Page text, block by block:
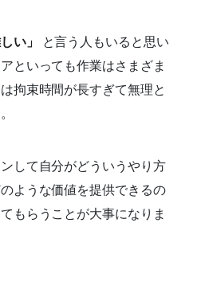
い」
と言う人もいると思い
といっても作業はさまざま
拘束時間が長すぎて無理と
して自分がどういうやり方
ような価値を提供できるの
もらうことが大事になりま